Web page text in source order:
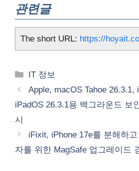
관련글
The short URL: https://
카
테
리
IT 정보
Apple, macOS Tahoe 26.3.1,
iPadOS 26.3.1용 백그라운드 보
시
iFixit, iPhone 17e를 분해하
자를 위한 MagSafe 업그레이드